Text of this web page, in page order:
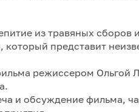
из травяных сборов
который представит
режиссером Ольгой
и обсуждение фильма,